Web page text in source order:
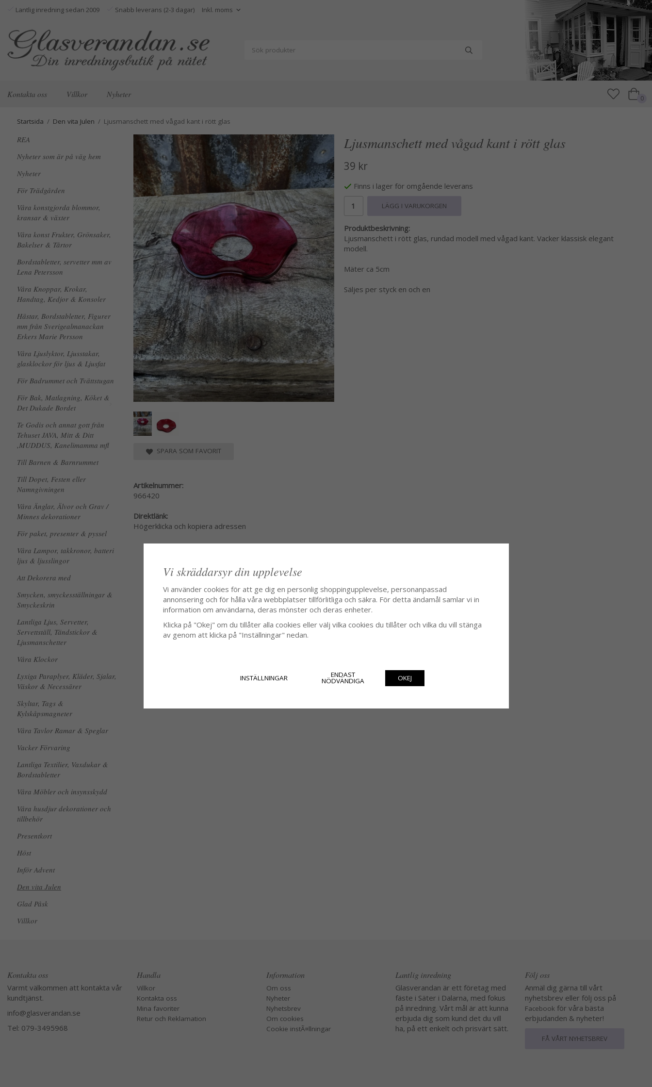
Lantlig inredning sedan 2009 Snabb leverans (2-3 dagar)
Kontakta oss Villkor Nyheter 0
Startsida / Den vita Julen / Ljusmanschett med vågad kant i rött glas
REA
Nyheter som är på väg hem
Nyheter
För Trädgården
Våra konstgjorda blommor,
kransar & växter
Våra konst Frukter, Grönsaker,
Bakelser & Tårtor
Bordstabletter, servetter mm av
Lena Petersson
Våra Knoppar, Krokar,
Handtag, Kedjor & Konsoler
Hästar, Bordstabletter, Figurer
mm från Sverigealmanackan
Erkers Marie Persson
Våra Ljuslyktor, Ljusstakar,
glasklockor för ljus & Ljusfat
För Badrummet och Tvättstugan
För Bak, Matlagning, Köket &
Det Dukade Bordet
Te Godis och annat gott från
Tehuset JAVA, Mitt & Ditt
,MUDDUS, Kanelimamma mfl
Till Barnen & Barnrummet
Till Dopet, Festen eller
Namngivningen
Våra Änglar, Älvor och Grav /
Minnes dekorationer
För paket, presenter & pyssel
Våra Lampor, takkronor, batteri
ljus & ljusslingor
Att Dekorera med
Smycken, smyckesställningar &
Smyckeskrin
Lantliga Ljus, Servetter,
Servettställ, Tändstickor &
Ljusmanschetter
Våra Klockor
Lyxiga Paraplyer, Kläder, Sjalar,
Väskor & Necessärer
Skyltar, Tags &
Kylskåpsmagneter
Våra Tavlor Ramar & Speglar
Vacker Förvaring
Lantliga Textilier, Vaxdukar &
Bordstabletter
Våra Möbler och insynsskydd
Våra husdjur dekorationer och
tillbehör
Presentkort
Höst
Inför Advent
Den vita Julen
Glad Påsk
Villkor
Ljusmanschett med vågad kant i rött glas
39 kr
Finns i lager för omgående leverans
LÄGG I VARUKORGEN
Produktbeskrivning:
Ljusmanschett i rött glas, rundad modell med vågad kant. Vacker klassisk elegant
modell.
Mäter ca 5cm
Säljes per styck en och en
SPARA SOM FAVORIT
Artikelnummer:
966420
Direktlänk:
Högerklicka och kopiera adressen
Kontakta oss
Varmt välkommen att kontakta vår
kundtjänst.
info@glasverandan.se
Tel: 079-3495968
Handla
Villkor
Kontakta oss
Mina favoriter
Retur och Reklamation
Information
Om oss
Nyheter
Nyhetsbrev
Om cookies
Cookie instÃ¤llningar
Lantlig inredning
Glasverandan är ett företag med
fäste i Säter i Dalarna, med fokus
på inredning. Vårt mål är att kunna
erbjuda dig som kund det du vill
ha, på ett enkelt och prisvärt sätt.
Följ oss
Anmäl dig gärna till vårt
nyhetsbrev eller följ oss på
Facebook för våra bästa
erbjudanden & nyheter!
FÅ VÅRT NYHETSBREV
Vi skräddarsyr din upplevelse
Vi använder cookies för att ge dig en personlig shoppingupplevelse, personanpassad
annonsering och för hålla våra webbplatser tillförlitliga och säkra. För detta ändamål samlar vi in
information om användarna, deras mönster och deras enheter.
Klicka på "Okej" om du tillåter alla cookies eller välj vilka cookies du tillåter och vilka du vill stänga
av genom att klicka på "Inställningar" nedan.
INSTÄLLNINGAR ENDAST
NÖDVÄNDIGA OKEJ